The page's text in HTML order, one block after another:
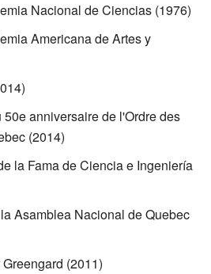
Nacional de Ciencias (1976)
Americana de Artes y
anniversaire de l'Ordre des
(2014)
la Fama de Ciencia e Ingeniería
Asamblea Nacional de Quebec
(2011)